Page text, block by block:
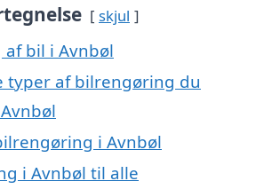
skjul
af bil i Avnbøl
typer af bilrengøring du
i Avnbøl
i Avnbøl til alle